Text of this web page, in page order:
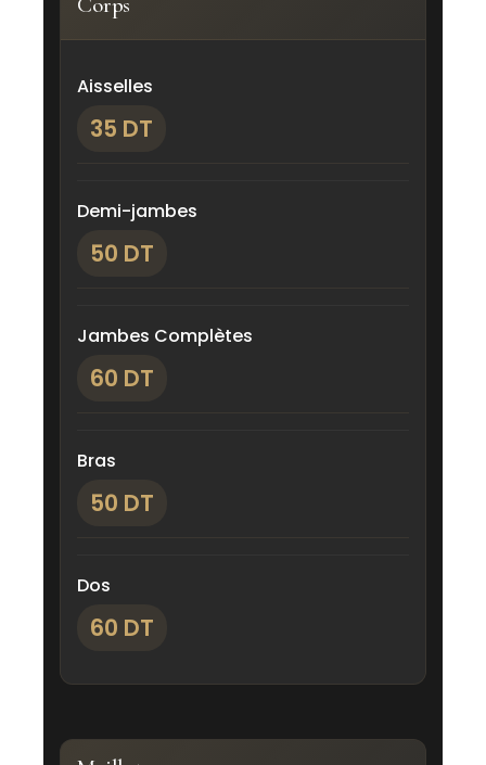
Aisselles
35 DT
Demi-jambes
50 DT
Jambes Complètes
60 DT
Bras
50 DT
Dos
60 DT